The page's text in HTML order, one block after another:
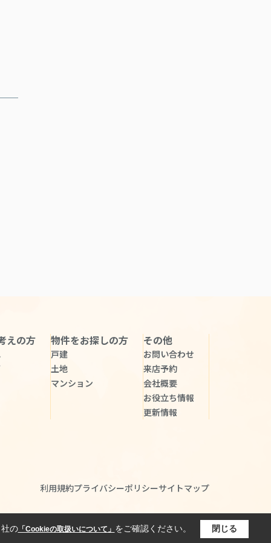
えの方 物件をお探しの方
戸建
土地
マンション
その他
お問い合わせ
来店予約
会社概要
お役立ち情報
更新情報
利用規約プライバシーポリシーサイトマップ
の「Cookieの取扱いについて」 をご確認ください。 閉じる